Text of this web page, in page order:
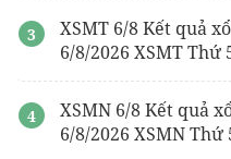
XSMT 6/8 Kết quả
6/8/2026 XSMT Thứ
XSMN 6/8 Kết quả
6/8/2026 XSMN Thứ